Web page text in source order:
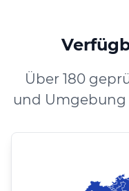
Über 180
und Umgebung